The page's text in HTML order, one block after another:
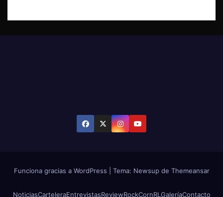
Funciona gracias a WordPress Tema: Newsup de Themeansar
NoticiasCarteleraEntrevistasReviewRockCornRLGaleríaContacto